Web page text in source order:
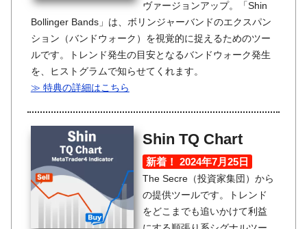
ヴァージョンアップ。「Shin
Bollinger Bands」は、ボリンジャーバンドのエクスパン
ション（バンドウォーク）を視覚的に捉えるためのツー
ルです。トレンド発生の目安となるバンドウォーク発生
を、ヒストグラムで知らせてくれます。
≫ 特典の詳細はこちら
Shin TQ Chart
新着！ 2024年7月25日
The Secre（投資家集団）から
の提供ツールです。トレンド
をどこまでも追いかけて利益